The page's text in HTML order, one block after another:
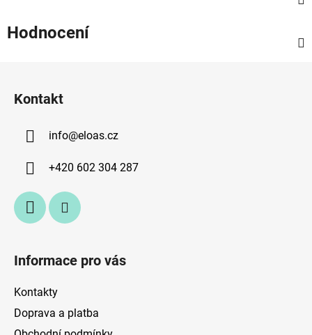
Hodnocení
Kontakt
info@eloas.cz
+420 602 304 287
Informace pro vás
Kontakty
Doprava a platba